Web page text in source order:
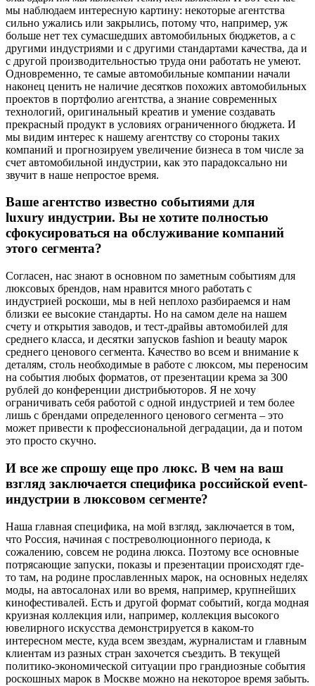
мы наблюдаем интересную картину: некоторые агентства
сильно ужались или закрылись, потому что, например, уж
больше нет тех сумасшедших автомобильных бюджетов, а с
другими индустриями и с другими стандартами качества, да и
с другой производительностью труда они работать не умеют.
Одновременно, те самые автомобильные компании начали
наконец ценить не наличие десятков похожих автомобильных
проектов в портфолио агентства, а знание современных
технологий, оригинальный креатив и умение создавать
прекрасный продукт в условиях ограниченного бюджета. И
мы видим интерес к нашему агентству со стороны таких
компаний и прогнозируем увеличение бизнеса в том числе за
счет автомобильной индустрии, как это парадоксально ни
звучит в наше непростое время.
Ваше агентство известно событиями для
luxury индустрии. Вы не хотите полностью
сфокусироваться на обслуживание компаний
этого сегмента?
Согласен, нас знают в основном по заметным событиям для
люксовых брендов, нам нравится много работать с
индустрией роскоши, мы в ней неплохо разбираемся и нам
близки ее высокие стандарты. Но на самом деле на нашем
счету и открытия заводов, и тест-драйвы автомобилей для
среднего класса, и десятки запусков fashion и beauty марок
среднего ценового сегмента. Качество во всем и внимание к
деталям, столь необходимые в работе с люксом, мы переносим
на события любых форматов, от презентации крема за 300
рублей до конференции дистрибьюторов. Я не хочу
ограничивать себя работой с одной индустрией и тем более
лишь с брендами определенного ценового сегмента – это
может привести к профессиональной деградации, да и потом
это просто скучно.
И все же спрошу еще про люкс. В чем на ваш
взгляд заключается специфика российской event-
индустрии в люксовом сегменте?
Наша главная специфика, на мой взгляд, заключается в том,
что Россия, начиная с постреволюционного периода, к
сожалению, совсем не родина люкса. Поэтому все основные
потрясающие запуски, показы и презентации происходят где-
то там, на родине прославленных марок, на основных неделях
моды, на автосалонах или во время, например, крупнейших
кинофестивалей. Есть и другой формат событий, когда модная
круизная коллекция или, например, коллекция высокого
ювелирного искусства демонстрируется в каком-то
интересном месте, куда всем звездам, журналистам и главным
клиентам из разных стран захочется съездить. В текущей
политико-экономической ситуации про грандиозные события
роскошных марок в Москве можно на некоторое время забыть.